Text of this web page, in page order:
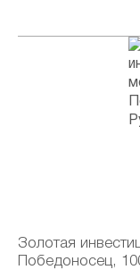
Золотая
Победоносец,